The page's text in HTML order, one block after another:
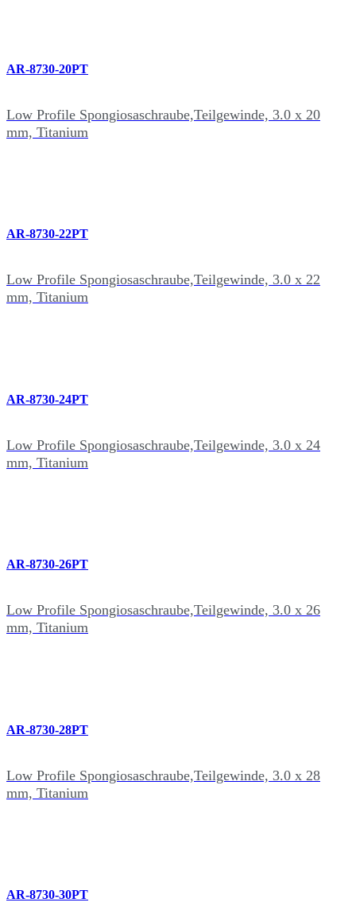
AR-8730-20PT
Low Profile Spongiosaschraube,Teilgewinde, 3.0 x 20
mm, Titanium
AR-8730-22PT
Low Profile Spongiosaschraube,Teilgewinde, 3.0 x 22
mm, Titanium
AR-8730-24PT
Low Profile Spongiosaschraube,Teilgewinde, 3.0 x 24
mm, Titanium
AR-8730-26PT
Low Profile Spongiosaschraube,Teilgewinde, 3.0 x 26
mm, Titanium
AR-8730-28PT
Low Profile Spongiosaschraube,Teilgewinde, 3.0 x 28
mm, Titanium
AR-8730-30PT